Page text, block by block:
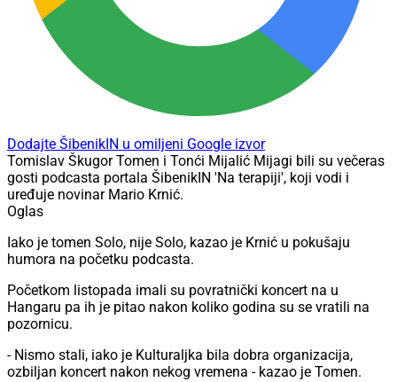
Dodajte ŠibenikIN u omiljeni Google izvor
Tomislav Škugor Tomen i Tonći Mijalić Mijagi bili su večeras
gosti podcasta portala ŠibenikIN 'Na terapiji', koji vodi i
uređuje novinar Mario Krnić.
Oglas
Iako je tomen Solo, nije Solo, kazao je Krnić u pokušaju
humora na početku podcasta.
Početkom listopada imali su povratnički koncert na u
Hangaru pa ih je pitao nakon koliko godina su se vratili na
pozornicu.
- Nismo stali, iako je Kulturaljka bila dobra organizacija,
ozbiljan koncert nakon nekog vremena - kazao je Tomen.